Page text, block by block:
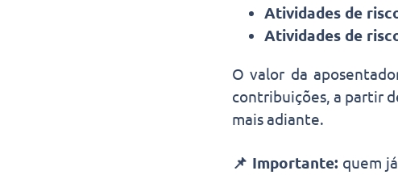
Atividades de
Atividades de
O valor da
contribuições, a partir
mais adiante.
📌 Importante: quem